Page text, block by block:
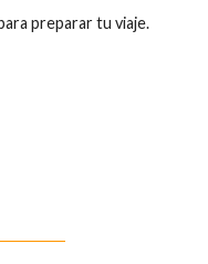
preparar tu viaje.